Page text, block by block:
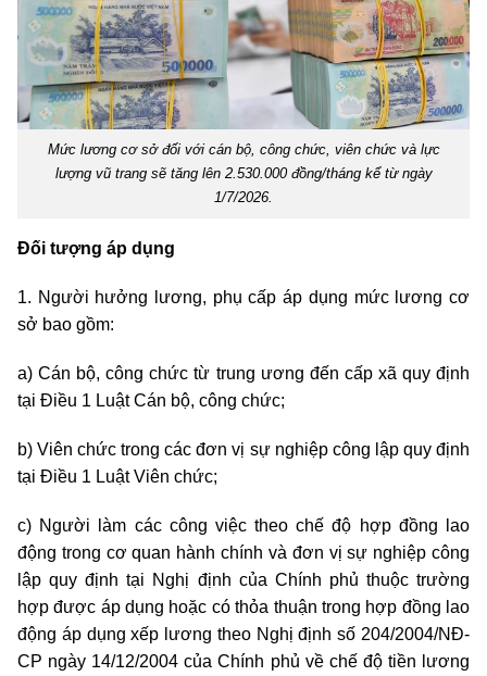
Mức lương cơ sở đối với cán bộ, công chức, viên chức và lực
lượng vũ trang sẽ tăng lên 2.530.000 đồng/tháng kể từ ngày
1/7/2026.
Đối tượng áp dụng
1. Người hưởng lương, phụ cấp áp dụng mức lương cơ
sở bao gồm:
a) Cán bộ, công chức từ trung ương đến cấp xã quy định
tại Điều 1 Luật Cán bộ, công chức;
b) Viên chức trong các đơn vị sự nghiệp công lập quy định
tại Điều 1 Luật Viên chức;
c) Người làm các công việc theo chế độ hợp đồng lao
động trong cơ quan hành chính và đơn vị sự nghiệp công
lập quy định tại Nghị định của Chính phủ thuộc trường
hợp được áp dụng hoặc có thỏa thuận trong hợp đồng lao
động áp dụng xếp lương theo Nghị định số 204/2004/NĐ-
CP ngày 14/12/2004 của Chính phủ về chế độ tiền lương